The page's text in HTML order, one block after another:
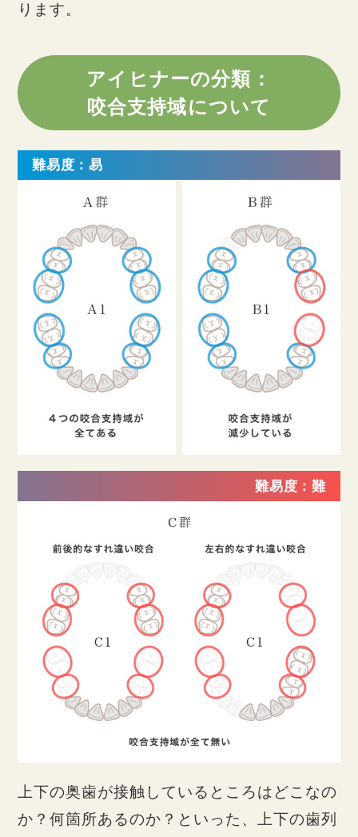
ります。
アイヒナーの分類：
咬合支持域について
難易度：易
難易度：難
上下の奥歯が接触しているところはどこなの
か？何箇所あるのか？といった、上下の歯列